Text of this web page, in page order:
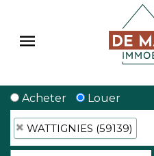
Acheter Louer
WATTIGNIES (59139)